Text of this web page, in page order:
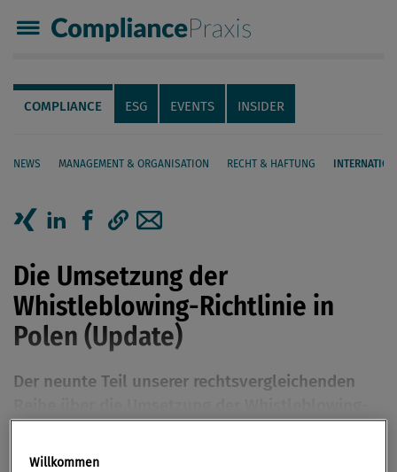
Compliance Praxis
Servicenavigation
Navigation
COMPLIANCE ESG EVENTS INSIDER
NEWS MANAGEMENT & ORGANISATION RECHT & HAFTUNG
Seiteninhalt
Die Umsetzung der
Whistleblowing-Richtlinie in
Polen (Update)
Der neunte Teil unserer rechtsvergleichenden
Polen. Was hat sich seit der Veröffentlichung des
Willkommen